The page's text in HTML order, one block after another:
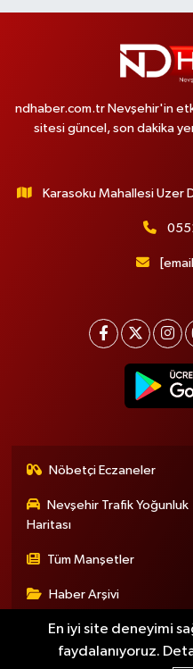
ndhaber.com.tr Nevşehir'in
sitesi güncel, son dakika
Karasoku Mahallesi Uzer
Nöbetçi Eczaneler
Nevşehir Trafik Yoğunluk
Haritası
Tüm Manşetler
Haber Arşivi
En iyi site deneyimi
faydalanıyoruz.